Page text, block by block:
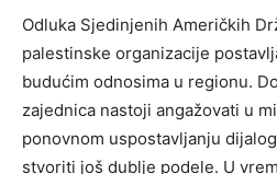
Odluka Sjedinjenih Američkih
palestinske organizacije
budućim odnosima u regionu.
zajednica nastoji angažovati u
ponovnom uspostavljanju
stvoriti još dublje podele. U